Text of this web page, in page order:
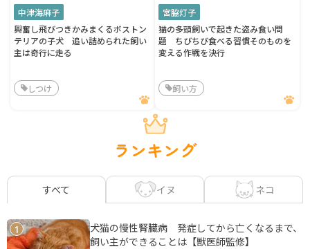
中津海麻子
興奮し飛びつきかみまくるボストン
テリアの子犬 追い詰められた飼い
主は奇行に走る
しつけ
宮脇灯子
猫の多頭飼いで起きた盗み食い問
題 ちびちび食べる習慣そのものを
変える作戦を決行
飼い方
ランキング
すべて イヌ ネコ
1
犬猫の慢性腎臓病 発症してから亡くなるまで、
飼い主ができることは【獣医師監修】